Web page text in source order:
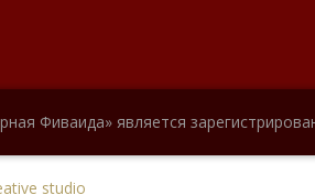
Фиваида» является
studio